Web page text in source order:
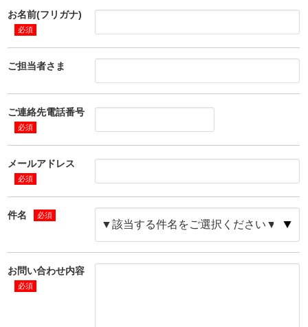
お名前(フリガナ)
必須
ご担当者さま
ご連絡先電話番号
必須
メールアドレス
必須
件名 必須
お問い合わせ内容
必須